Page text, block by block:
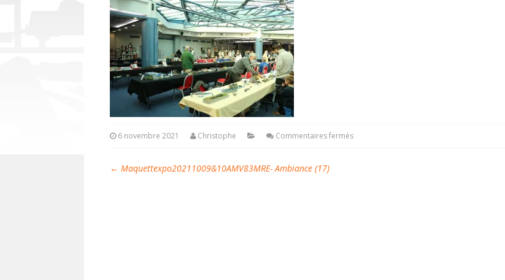
6 novembre 2021 Christophe Commentaires fermés
← Maquettexpo20211009&10AMV83MRE- Ambiance (17)